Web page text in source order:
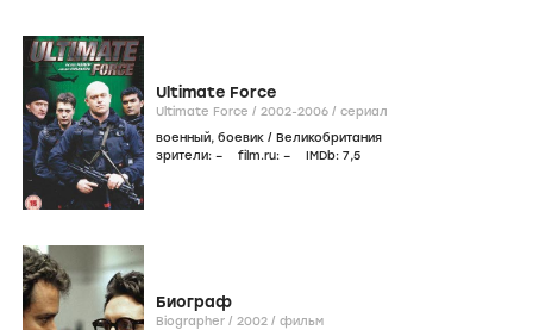
Ultimate Force
Ultimate Force / 2002-2006 / сериал
военный, боевик / Великобритания
зрители: – film.ru: – IMDb: 7,5
Биограф
Biographer / 2002 / фильм